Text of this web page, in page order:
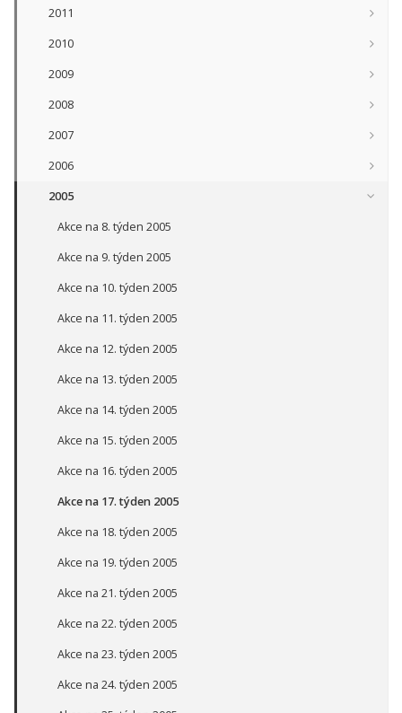
2011
2010
2009
2008
2007
2006
2005
Akce na 8. týden 2005
Akce na 9. týden 2005
Akce na 10. týden 2005
Akce na 11. týden 2005
Akce na 12. týden 2005
Akce na 13. týden 2005
Akce na 14. týden 2005
Akce na 15. týden 2005
Akce na 16. týden 2005
Akce na 17. týden 2005
Akce na 18. týden 2005
Akce na 19. týden 2005
Akce na 21. týden 2005
Akce na 22. týden 2005
Akce na 23. týden 2005
Akce na 24. týden 2005